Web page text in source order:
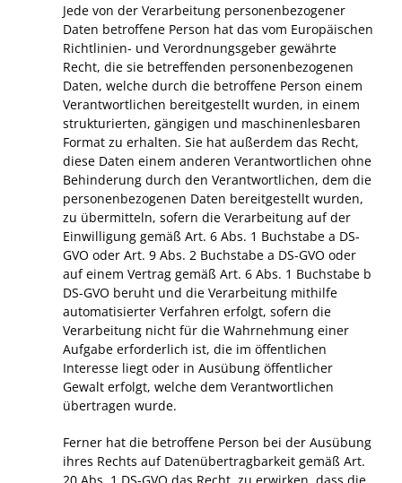
Jede von der Verarbeitung personenbezogener
Daten betroffene Person hat das vom Europäischen
Richtlinien- und Verordnungsgeber gewährte
Recht, die sie betreffenden personenbezogenen
Daten, welche durch die betroffene Person einem
Verantwortlichen bereitgestellt wurden, in einem
strukturierten, gängigen und maschinenlesbaren
Format zu erhalten. Sie hat außerdem das Recht,
diese Daten einem anderen Verantwortlichen ohne
Behinderung durch den Verantwortlichen, dem die
personenbezogenen Daten bereitgestellt wurden,
zu übermitteln, sofern die Verarbeitung auf der
Einwilligung gemäß Art. 6 Abs. 1 Buchstabe a DS-
GVO oder Art. 9 Abs. 2 Buchstabe a DS-GVO oder
auf einem Vertrag gemäß Art. 6 Abs. 1 Buchstabe b
DS-GVO beruht und die Verarbeitung mithilfe
automatisierter Verfahren erfolgt, sofern die
Verarbeitung nicht für die Wahrnehmung einer
Aufgabe erforderlich ist, die im öffentlichen
Interesse liegt oder in Ausübung öffentlicher
Gewalt erfolgt, welche dem Verantwortlichen
übertragen wurde.
Ferner hat die betroffene Person bei der Ausübung
ihres Rechts auf Datenübertragbarkeit gemäß Art.